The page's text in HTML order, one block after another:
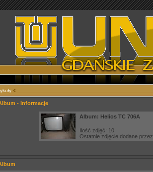
- Informacje
Album: Helios TC 706A
Ilość zdjęć: 10
Ostatnie zdjęcie dodane przez